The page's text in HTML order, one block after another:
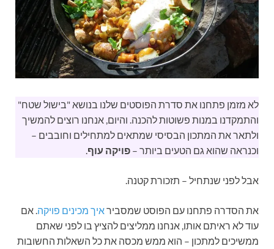
לא מזמן פתחנו את סדרת הפוסטים שלנו בנושא "בישול שטח"
והתמקדנו במנות פשוטות להכנה. והיום, אנחנו רוצים להמשיך
ולתאר את המתכון הבסיסי שמתאים למתחילים וחובבים –
וכנראה שהוא גם הטעים ביותר – פויקה עוף.
אבל לפני שנתחיל – תזכורת קטנה.
את הסדרה פתחנו עם הפוסט שמסביראיך מכינים פויקה. אם
עוד לא ראיתם אותו, אנחנו ממליצים להציץ בו לפני שאתם
ממשיכים למתכון – הוא ממש מכסה את כל השאלות החשובות